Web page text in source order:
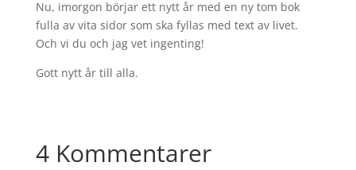
Nu, imorgon börjar ett nytt år med en ny tom bok
fulla av vita sidor som ska fyllas med text av livet.
Och vi du och jag vet ingenting!
Gott nytt år till alla.
4 Kommentarer